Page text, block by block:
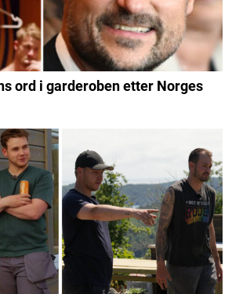
ord i garderoben etter Norges